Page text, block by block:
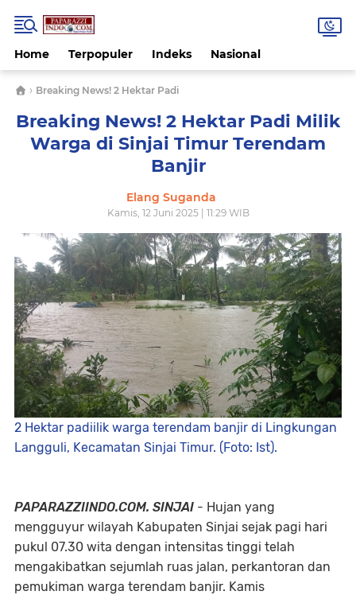
Home Terpopuler Indeks Nasional
› Breaking News! 2 Hektar Padi
Breaking News! 2 Hektar Padi Milik
Warga di Sinjai Timur Terendam
Banjir
Elang Suganda
Kamis, 12 Juni 2025 | 11:29 WIB
2 Hektar padiilik warga terendam banjir di Lingkungan
Langguli, Kecamatan Sinjai Timur. (Foto: Ist).
PAPARAZZIINDO.COM. SINJAI - Hujan yang
mengguyur wilayah Kabupaten Sinjai sejak pagi hari
pukul 07.30 wita dengan intensitas tinggi telah
mengakibatkan sejumlah ruas jalan, perkantoran dan
pemukiman warga terendam banjir. Kamis